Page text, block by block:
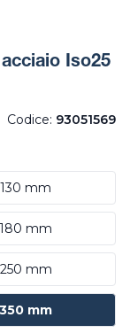
Iso25
Codice: 93051569
130 mm
180 mm
250 mm
350 mm